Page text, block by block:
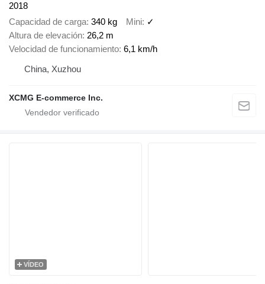
2018
Capacidad de carga 340 kg Mini ✓
Altura de elevación 26,2 m
Velocidad de funcionamiento 6,1 km/h
China, Xuzhou
XCMG E-commerce Inc.
VÍDEO